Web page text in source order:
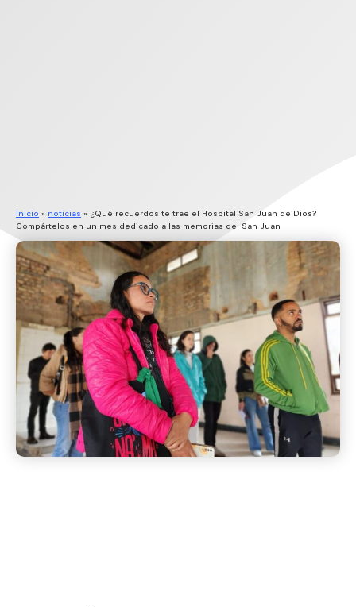
Inicio » noticias » ¿Qué recuerdos te trae el Hospital San Juan de Dios?
Compártelos en un mes dedicado a las memorias del San Juan